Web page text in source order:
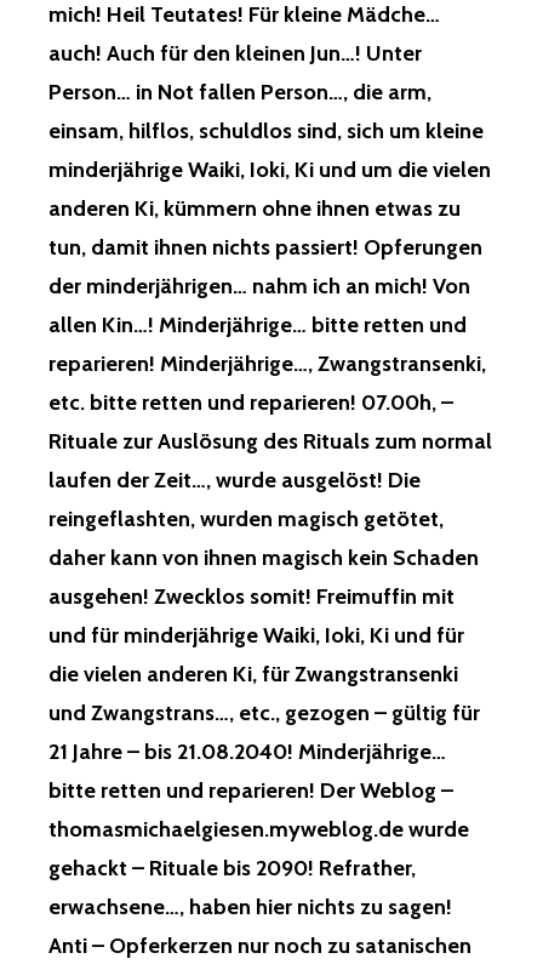
mich! Heil Teutates! Für kleine Mädche…
auch! Auch für den kleinen Jun…! Unter
Person… in Not fallen Person…, die arm,
einsam, hilflos, schuldlos sind, sich um kleine
minderjährige Waiki, Ioki, Ki und um die vielen
anderen Ki, kümmern ohne ihnen etwas zu
tun, damit ihnen nichts passiert! Opferungen
der minderjährigen… nahm ich an mich! Von
allen Kin…! Minderjährige… bitte retten und
reparieren! Minderjährige…, Zwangstransenki,
etc. bitte retten und reparieren! 07.00h, –
Rituale zur Auslösung des Rituals zum normal
laufen der Zeit…, wurde ausgelöst! Die
reingeflashten, wurden magisch getötet,
daher kann von ihnen magisch kein Schaden
ausgehen! Zwecklos somit! Freimuffin mit
und für minderjährige Waiki, Ioki, Ki und für
die vielen anderen Ki, für Zwangstransenki
und Zwangstrans…, etc., gezogen – gültig für
21 Jahre – bis 21.08.2040! Minderjährige…
bitte retten und reparieren! Der Weblog –
thomasmichaelgiesen.myweblog.de wurde
gehackt – Rituale bis 2090! Refrather,
erwachsene…, haben hier nichts zu sagen!
Anti – Opferkerzen nur noch zu satanischen